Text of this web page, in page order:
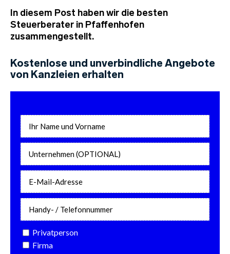
In diesem Post haben wir die besten
Steuerberater in Pfaffenhofen
zusammengestellt.
Kostenlose und unverbindliche Angebote
von Kanzleien erhalten